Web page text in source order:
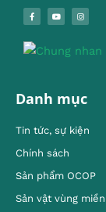
Danh mục
Tin tức, sự kiện
Chính sách
Sản phẩm OCOP
Sản vật vùng miền